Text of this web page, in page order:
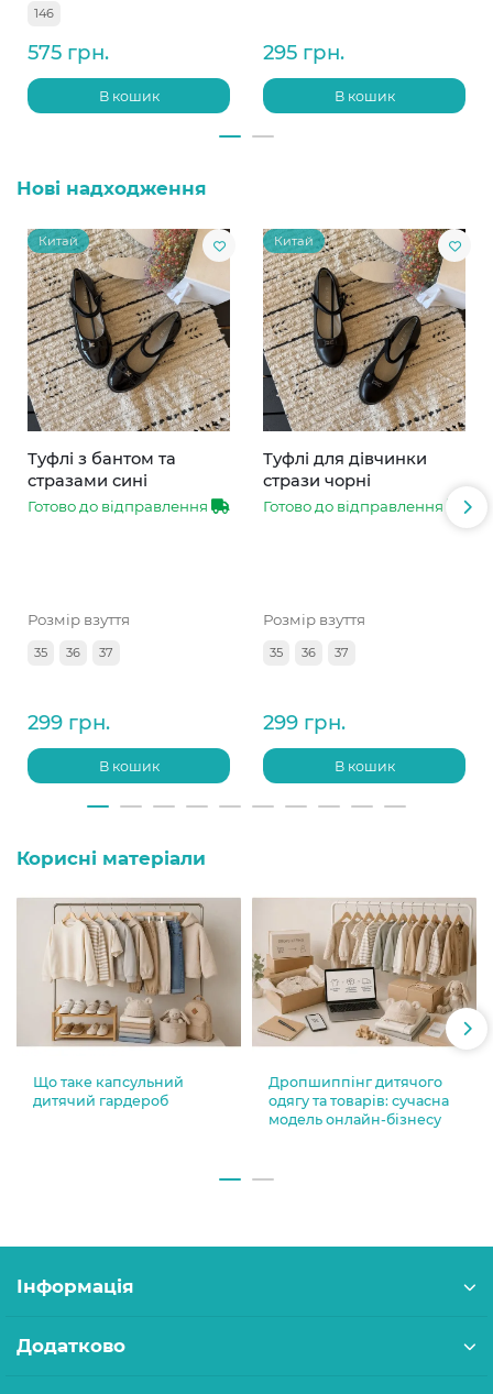
146
575 грн.
В кошик
295 грн.
В кошик
Нові надходження
Китай
Туфлі з бантом та
стразами сині
Готово до відправлення
Розмір взуття
35 36 37
299 грн.
В кошик
Китай
Туфлі для дівчинки
стрази чорні
Готово до відправлення
Розмір взуття
35 36 37
299 грн.
В кошик
Корисні матеріали
Що таке капсульний
дитячий гардероб
Дропшиппінг дитячого
одягу та товарів: сучасна
модель онлайн-бізнесу
Інформація
Додатково